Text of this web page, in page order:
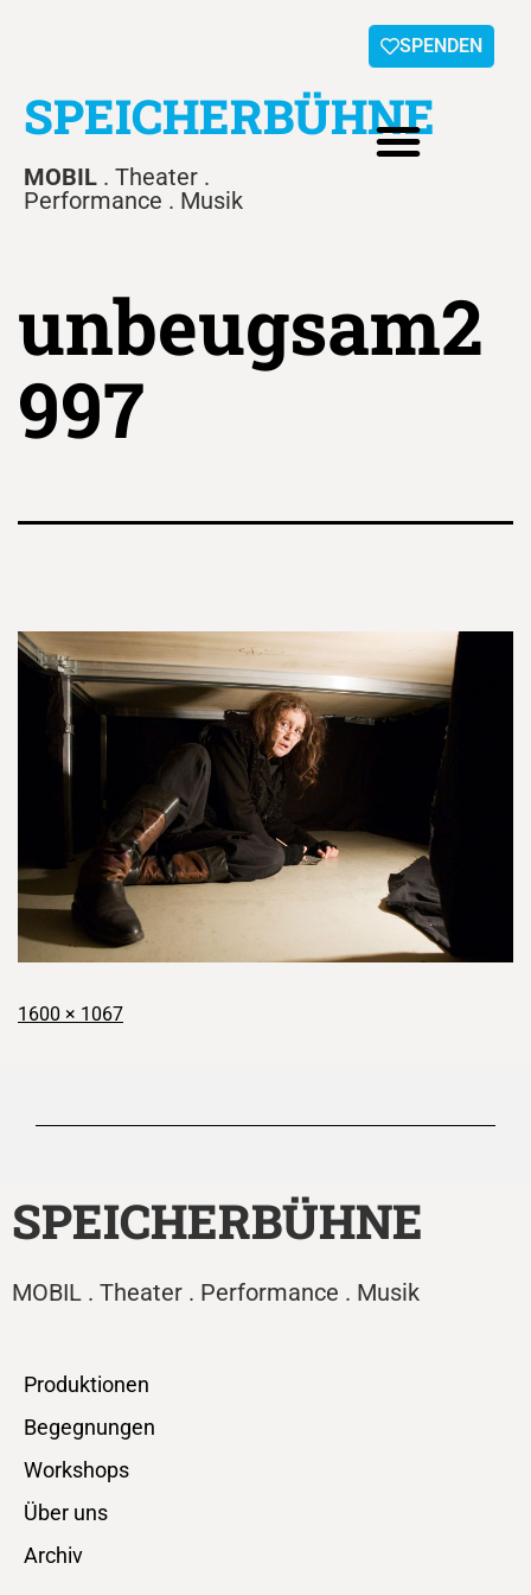
SPENDEN
SPEICHERBÜHNE
MOBIL . Theater .
Performance . Musik
unbeugsam2
997
1600 × 1067
SPEICHERBÜHNE
MOBIL . Theater . Performance . Musik
Produktionen
Begegnungen
Workshops
Über uns
Archiv